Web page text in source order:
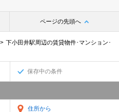
ページの先頭へ
下小田井駅周辺の賃貸物件･マンション･
保存中の条件
住所から